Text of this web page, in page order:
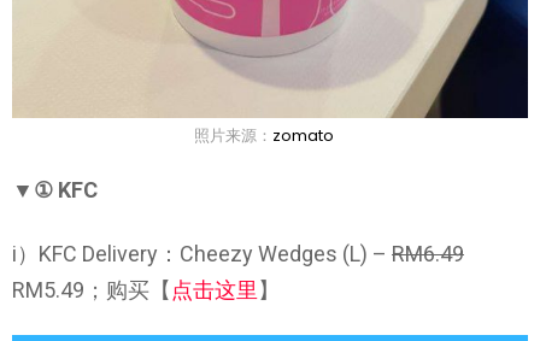
照片来源： zomato
▼① KFC
i）KFC Delivery：Cheezy Wedges (L) – RM6.49
RM5.49；购买【点击这里】